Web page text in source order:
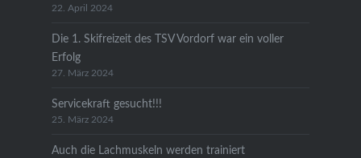
22. April 2024
Die 1. Skifreizeit des TSV Vordorf war ein voller
Erfolg
27. März 2024
Servicekraft gesucht!!!
25. März 2024
Auch die Lachmuskeln werden trainiert